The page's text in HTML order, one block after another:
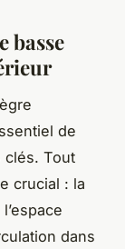
basse
de
clés. Tout
crucial : la
dans